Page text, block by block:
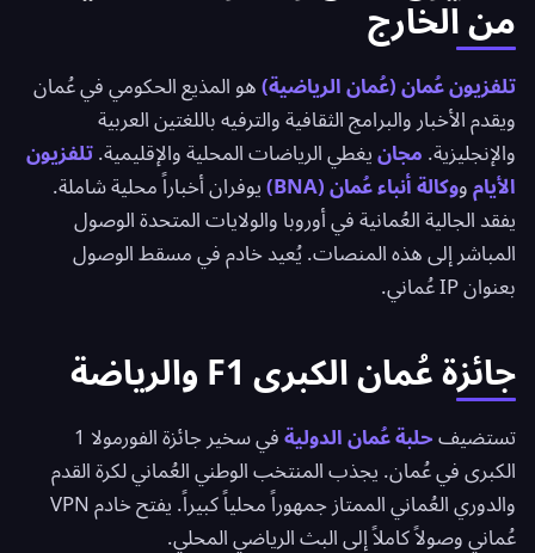
من الخارج
تلفزيون عُمان (عُمان الرياضية) هو المذيع الحكومي في عُمان
ويقدم الأخبار والبرامج الثقافية والترفيه باللغتين العربية
والإنجليزية. مجان يغطي الرياضات المحلية والإقليمية. تلفزيون
الأيام ووكالة أنباء عُمان (BNA)
يوفران أخباراً محلية شاملة.
يفقد الجالية العُمانية في أوروبا والولايات المتحدة الوصول
المباشر إلى هذه المنصات. يُعيد خادم في مسقط الوصول
بعنوان IP عُماني.
جائزة عُمان الكبرى F1 والرياضة
تستضيف حلبة عُمان الدولية
في سخير جائزة الفورمولا 1
الكبرى في عُمان. يجذب المنتخب الوطني العُماني لكرة القدم
والدوري العُماني الممتاز جمهوراً محلياً كبيراً. يفتح خادم VPN
عُماني وصولاً كاملاً إلى البث الرياضي المحلي.